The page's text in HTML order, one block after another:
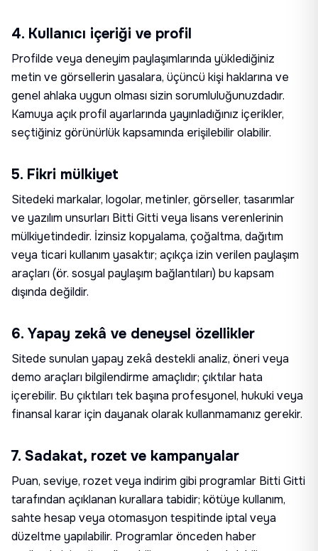
4. Kullanıcı içeriği ve profil
Profilde veya deneyim paylaşımlarında yüklediğiniz
metin ve görsellerin yasalara, üçüncü kişi haklarına ve
genel ahlaka uygun olması sizin sorumluluğunuzdadır.
Kamuya açık profil ayarlarında yayınladığınız içerikler,
seçtiğiniz görünürlük kapsamında erişilebilir olabilir.
5. Fikri mülkiyet
Sitedeki markalar, logolar, metinler, görseller, tasarımlar
ve yazılım unsurları Bitti Gitti veya lisans verenlerinin
mülkiyetindedir. İzinsiz kopyalama, çoğaltma, dağıtım
veya ticari kullanım yasaktır; açıkça izin verilen paylaşım
araçları (ör. sosyal paylaşım bağlantıları) bu kapsam
dışında değildir.
6. Yapay zekâ ve deneysel özellikler
Sitede sunulan yapay zekâ destekli analiz, öneri veya
demo araçları bilgilendirme amaçlıdır; çıktılar hata
içerebilir. Bu çıktıları tek başına profesyonel, hukuki veya
finansal karar için dayanak olarak kullanmamanız gerekir.
7. Sadakat, rozet ve kampanyalar
Puan, seviye, rozet veya indirim gibi programlar Bitti Gitti
tarafından açıklanan kurallara tabidir; kötüye kullanım,
sahte hesap veya otomasyon tespitinde iptal veya
düzeltme yapılabilir. Programlar önceden haber